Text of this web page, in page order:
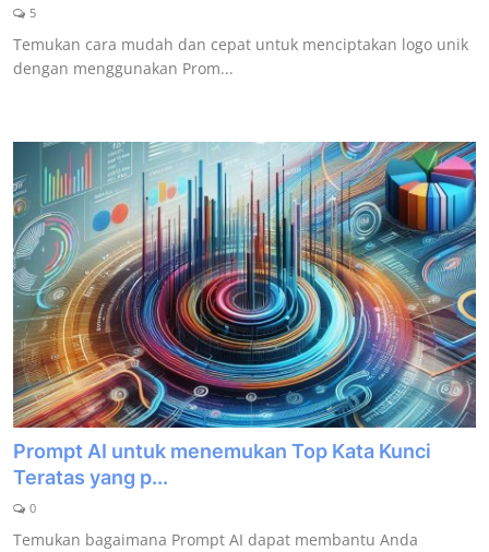
5
Temukan cara mudah dan cepat untuk menciptakan logo unik
dengan menggunakan Prom...
Prompt AI untuk menemukan Top Kata Kunci
Teratas yang p...
0
Temukan bagaimana Prompt AI dapat membantu Anda